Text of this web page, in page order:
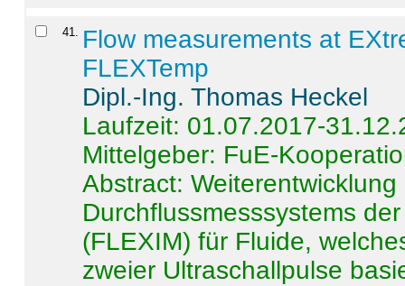
41. Flow measurements at
FLEXTemp
Dipl.-Ing. Thomas Heckel
Laufzeit: 01.07.2017-
Mittelgeber: FuE-
Abstract:
Durchflussmesssystems
(FLEXIM) für Fluide,
zweier Ultraschallpulse